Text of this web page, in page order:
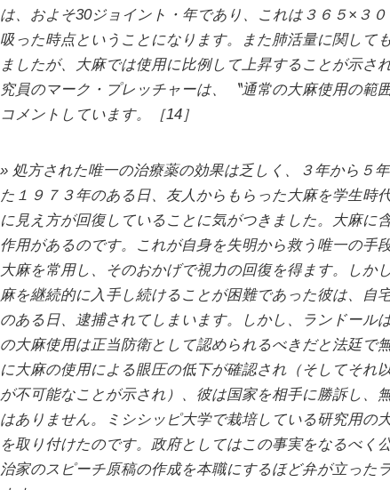
は、およそ30ジョイント・年であり、これは３６５×３
吸った時点ということになります。また肺活量に関して
ましたが、大麻では使用に比例して上昇することが示さ
究員のマーク・プレッチャーは、〝通常の大麻使用の範
コメントしています。［14］
処方された唯一の治療薬の効果は乏しく、３年から５
た１９７３年のある日、友人からもらった大麻を学生時
に見え方が回復していることに気がつきました。大麻に
作用があるのです。これが自身を失明から救う唯一の手
大麻を常用し、そのおかげで視力の回復を得ます。しか
麻を継続的に入手し続けることが困難であった彼は、自
のある日、逮捕されてしまいます。しかし、ランドール
の大麻使用は正当防衛として認められるべきだと法廷で
に大麻の使用による眼圧の低下が確認され（そしてそれ
が不可能なことが示され）、彼は国家を相手に勝訴し、
はありません。ミシシッピ大学で栽培している研究用の
を取り付けたのです。政府としてはこの事実をなるべく
治家のスピーチ原稿の作成を本職にするほど弁が立った